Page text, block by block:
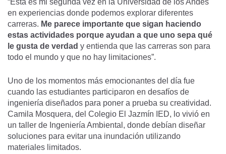
“Esta es mi segunda vez en la Universidad de los Andes
en experiencias donde podemos explorar diferentes
carreras. Me parece importante que sigan haciendo
estas actividades porque ayudan a que uno sepa qué
le gusta de verdad y entienda que las carreras son para
todo el mundo y que no hay limitaciones”.
Uno de los momentos más emocionantes del día fue
cuando las estudiantes participaron en desafíos de
ingeniería diseñados para poner a prueba su creatividad.
Camila Mosquera, del Colegio El Jazmín IED, lo vivió en
un taller de Ingeniería Ambiental, donde debían diseñar
soluciones para evitar una inundación utilizando
materiales limitados.